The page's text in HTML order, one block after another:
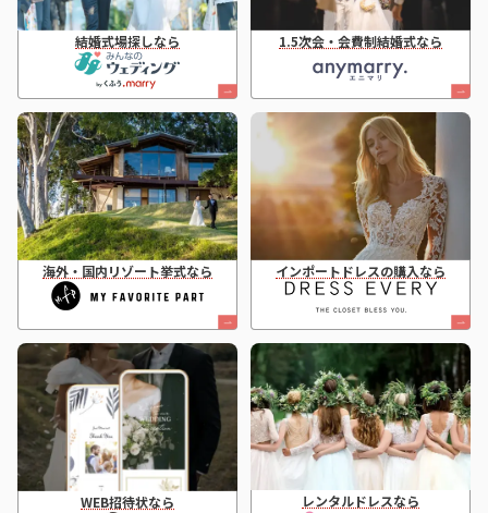
結婚式場探しなら 1.5次会・会費制結婚式なら
海外・国内リゾート挙式なら インポートドレスの購入なら
WEB招待状なら レンタルドレスなら